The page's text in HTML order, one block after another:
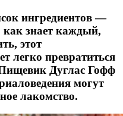
ингредиентов —
как знает каждый,
этот
легко превратиться
Дуглас Гофф
могут
лакомство.